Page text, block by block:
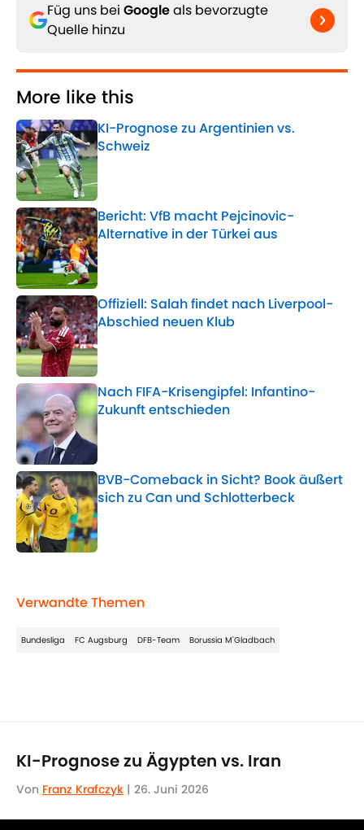
Füg uns bei Googleals bevorzugte
Quelle hinzu
More like this
KI-Prognose zu Argentinien vs.
Schweiz
Published by on Invalid Date
Bericht: VfB macht Pejcinovic-
Alternative in der Türkei aus
Published by on Invalid Date
Offiziell: Salah findet nach Liverpool-
Abschied neuen Klub
Published by on Invalid Date
Nach FIFA-Krisengipfel: Infantino-
Zukunft entschieden
Published by on Invalid Date
BVB-Comeback in Sicht? Book äußert
sich zu Can und Schlotterbeck
Published by on Invalid Date
Verwandte Themen
Bundesliga FC Augsburg DFB-Team Borussia M'Gladbach
KI-Prognose zu Ägypten vs. Iran
Von Franz Krafczyk | 26. Juni 2026